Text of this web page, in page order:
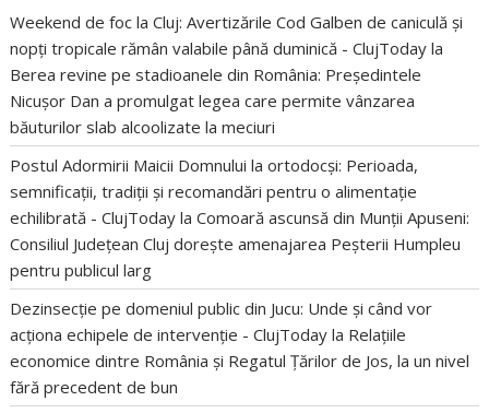
Weekend de foc la Cluj: Avertizările Cod Galben de caniculă și
nopți tropicale rămân valabile până duminică - ClujToday la
Berea revine pe stadioanele din România: Președintele
Nicușor Dan a promulgat legea care permite vânzarea
băuturilor slab alcoolizate la meciuri
Postul Adormirii Maicii Domnului la ortodocși: Perioada,
semnificații, tradiții și recomandări pentru o alimentație
echilibrată - ClujToday laComoară ascunsă din Munții Apuseni:
Consiliul Județean Cluj dorește amenajarea Peșterii Humpleu
pentru publicul larg
Dezinsecție pe domeniul public din Jucu: Unde și când vor
acționa echipele de intervenție - ClujToday la Relațiile
economice dintre România și Regatul Țărilor de Jos, la un nivel
fără precedent de bun